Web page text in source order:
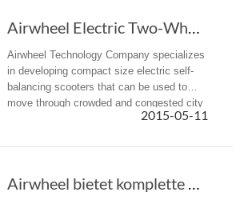
Airwheel Electric Two-Wheeled Scooter Overcomes the Congested traffic.
Airwheel Technology Company specializes
in developing compact size electric self-
balancing scooters that can be used to
move through crowded and congested city
roads. The idea is to provide the modern
2015-05-11
Airwheel bietet komplette elektrische Balance...